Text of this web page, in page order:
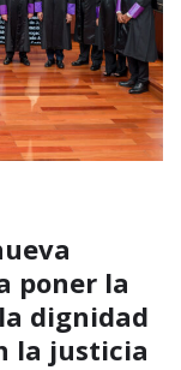
poner la
dignidad
la justicia